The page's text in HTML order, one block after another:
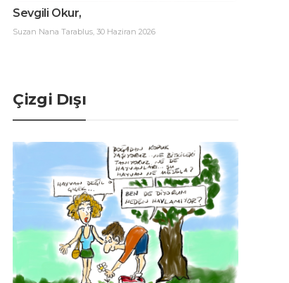
Sevgili Okur,
Suzan Nana Tarablus, 30 Haziran 2026
Çizgi Dışı